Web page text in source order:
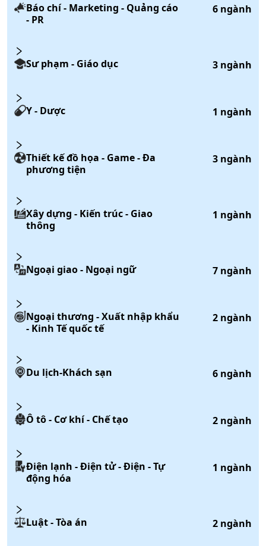
Báo chí - Marketing - Quảng cáo
- PR
6 ngành
Sư phạm - Giáo dục 3 ngành
Y - Dược 1 ngành
Thiết kế đồ họa - Game - Đa
phương tiện
3 ngành
Xây dựng - Kiến trúc - Giao
thông
1 ngành
Ngoại giao - Ngoại ngữ 7 ngành
Ngoại thương - Xuất nhập khẩu
- Kinh Tế quốc tế
2 ngành
Du lịch-Khách sạn 6 ngành
Ô tô - Cơ khí - Chế tạo 2 ngành
Điện lạnh - Điện tử - Điện - Tự
động hóa
1 ngành
Luật - Tòa án 2 ngành